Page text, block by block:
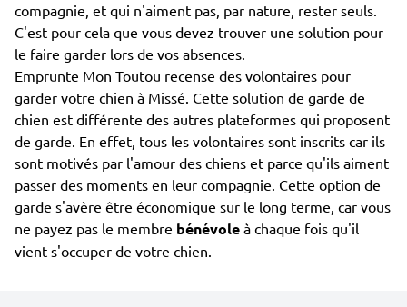
compagnie, et qui n'aiment pas, par nature, rester seuls.
C'est pour cela que vous devez trouver une solution pour
le faire garder lors de vos absences.
Emprunte Mon Toutou recense des volontaires pour
garder votre chien à Missé. Cette solution de garde de
chien est différente des autres plateformes qui proposent
de garde. En effet, tous les volontaires sont inscrits car ils
sont motivés par l'amour des chiens et parce qu'ils aiment
passer des moments en leur compagnie. Cette option de
garde s'avère être économique sur le long terme, car vous
ne payez pas le membre bénévole à chaque fois qu'il
vient s'occuper de votre chien.